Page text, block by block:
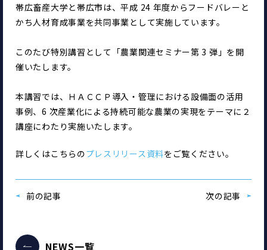
帯広畜産大学と帯広市は、平成 24 年度からフードバレーと
かち人材育成事業を共同事業として実施しています。
このたび特別講習として「農業関連セミナー第 3 弾」を開
催いたします。
本講習では、ＨＡＣＣＰ導入・管理における設備面の活用
事例、6 次産業化による持続可能な農業の実現をテーマに２
講座にわたり実施いたします。
詳しくはこちらのプレスリリース資料をご覧ください。
前の記事 次の記事
NEWS一覧